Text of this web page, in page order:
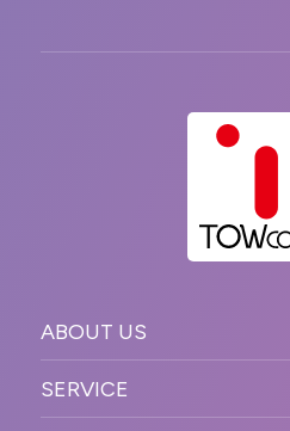
ABOUT US
PURPOSE
SERVICE